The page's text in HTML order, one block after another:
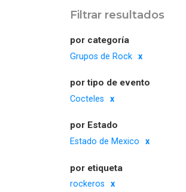
Filtrar resultados
por categoría
Grupos de Rock
por tipo de evento
Cocteles
por Estado
Estado de Mexico
por etiqueta
rockeros